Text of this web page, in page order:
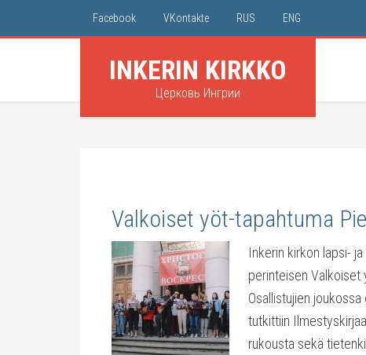
Facebook VKontakte RUS ENG
INKERIN KIRKKO
Церковь Ингрии
Valkoiset yöt-tapahtuma
Inkerin kirkon lapsi-
perinteisen Valkoiset
Osallistujien
tutkittiin
rukousta sekä